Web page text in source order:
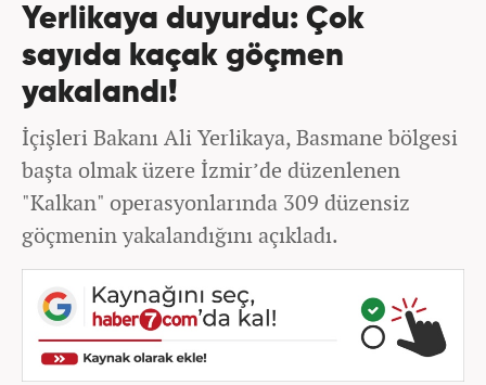
Yerlikaya duyurdu: Çok
sayıda kaçak göçmen
yakalandı!
İçişleri Bakanı Ali Yerlikaya, Basmane bölgesi
başta olmak üzere İzmir’de düzenlenen
"Kalkan" operasyonlarında 309 düzensiz
göçmenin yakalandığını açıkladı.